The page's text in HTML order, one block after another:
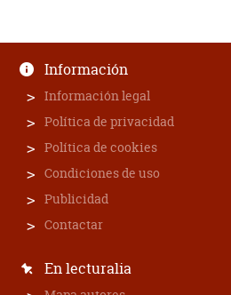
Información
Información legal
Política de privacidad
Política de cookies
Condiciones de uso
Publicidad
Contactar
En lecturalia